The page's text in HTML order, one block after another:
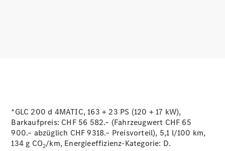
Versicherung
Mercedes-
Benz Rent
*GLC 200 d 4MATIC, 163 + 23 PS (120 + 17 kW),
Barkaufpreis: CHF 56 582.– (Fahrzeugwert CHF 65
900.– abzüglich CHF 9318.– Preisvorteil), 5,1 l/100 km,
134 g CO2/km, Energieeffizienz-Kategorie: D.